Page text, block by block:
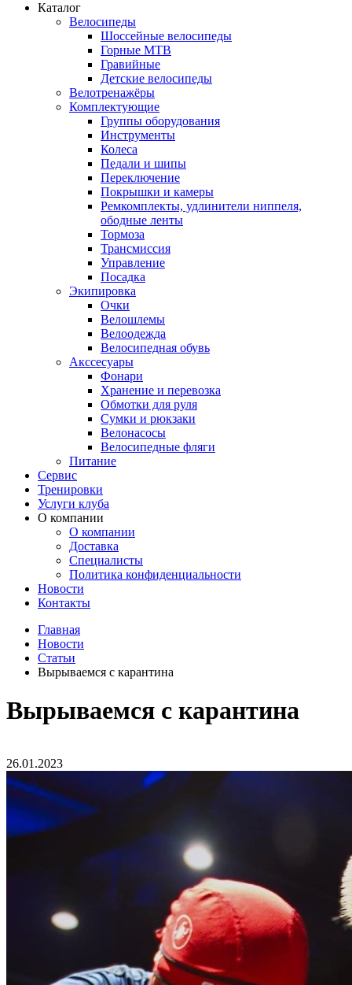
Каталог
Велосипеды
Шоссейные велосипеды
Горные МTB
Гравийные
Детские велосипеды
Велотренажёры
Комплектующие
Группы оборудования
Инструменты
Колеса
Педали и шипы
Переключение
Покрышки и камеры
Ремкомплекты, удлинители ниппеля,
ободные ленты
Тормоза
Трансмиссия
Управление
Посадка
Экипировка
Очки
Велошлемы
Велоодежда
Велосипедная обувь
Акссесуары
Фонари
Хранение и перевозка
Обмотки для руля
Сумки и рюкзаки
Велонасосы
Велосипедные фляги
Питание
Сервис
Тренировки
Услуги клуба
О компании
О компании
Доставка
Специалисты
Политика конфиденциальности
Новости
Контакты
Главная
Новости
Статьи
Вырываемся с карантина
Вырываемся с карантина
26.01.2023